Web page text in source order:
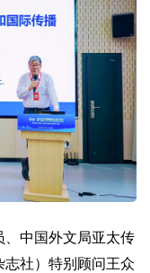
、中国外文局亚太传
社）特别顾问王众